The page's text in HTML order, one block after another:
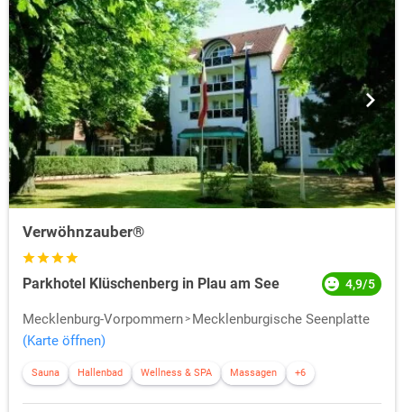
Verwöhnzauber®
Parkhotel Klüschenberg in Plau am See 4,9/5
Mecklenburg-Vorpommern
Mecklenburgische Seenplatte
(Karte öffnen)
Sauna Hallenbad Wellness & SPA Massagen +6